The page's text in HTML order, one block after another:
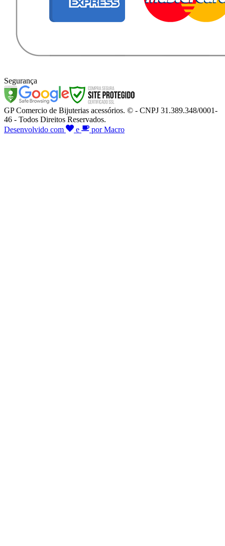
Segurança
GP Comercio de Bijuterias acessórios. © - CNPJ 31.389.348/0001-
46 - Todos Direitos Reservados.
Desenvolvido com
e por Macro